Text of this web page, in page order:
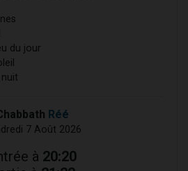
du jour
Réé
7 Août 2026
à 20:20